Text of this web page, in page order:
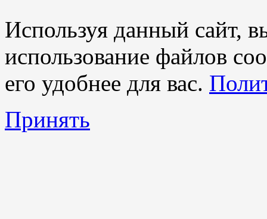
Используя данный сайт,
использование файлов
его удобнее для вас.
Принять